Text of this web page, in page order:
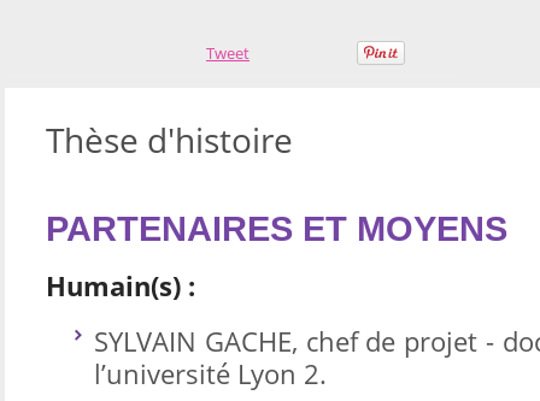
Tweet
Thèse d'histoire
PARTENAIRES ET MOYENS
Humain(s) :
SYLVAIN GACHE, chef de projet -
l’université Lyon 2.